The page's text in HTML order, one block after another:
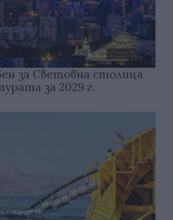
за Световна столица
за 2029 г.